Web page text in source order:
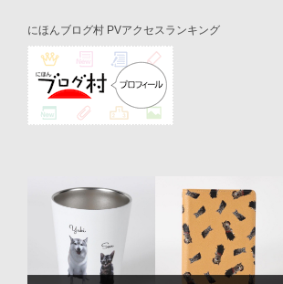
にほんブログ村 PVアクセスランキング